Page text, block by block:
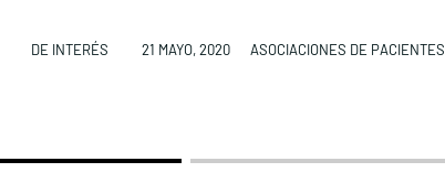
DE INTERÉS 21 MAYO, 2020 ASOCIACIONES DE PACIENTES